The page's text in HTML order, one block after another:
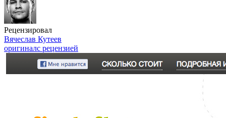
Рецензировал
Вячеслав Кутеев
оригиналс рецензией